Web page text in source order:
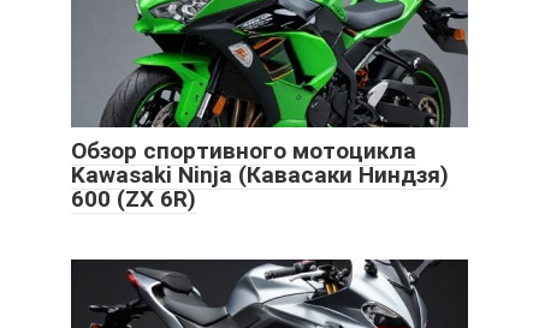
Обзор спортивного мотоцикла
Kawasaki Ninja (Кавасаки Ниндзя)
600 (ZX 6R)